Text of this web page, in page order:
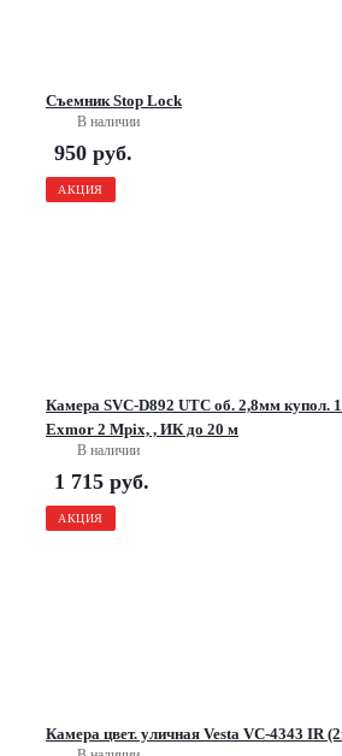
Съемник Stop Lock
В наличии
950 руб.
АКЦИЯ
Камера SVC-D892 UTC об. 2,8мм купол. 1/2.8" Sony CMOS
Exmor 2 Mpix, , ИК до 20 м
В наличии
1 715 руб.
АКЦИЯ
Камера цвет. уличная Vesta VC-